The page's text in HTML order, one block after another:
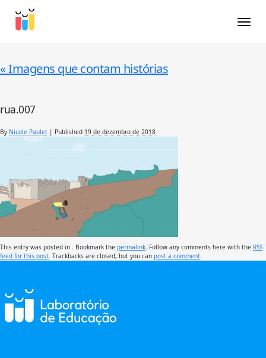
«Imagens que contam histórias
rua.007
By Nicole Paulet | Published 19 de dezembro de 2018
This entry was posted in . Bookmark the permalink . Follow any comments here with the RSS
feed for this post . Trackbacks are closed, but you can post a comment